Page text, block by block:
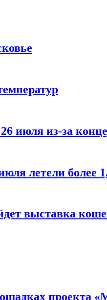
июля из-за
летели
выставка
проекта